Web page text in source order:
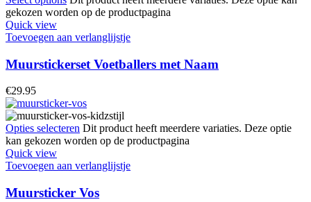
gekozen worden op de productpagina
Quick view
Toevoegen aan verlanglijstje
Muurstickerset Voetballers met Naam
€29.95
Opties selecteren Dit product heeft meerdere variaties. Deze optie
kan gekozen worden op de productpagina
Quick view
Toevoegen aan verlanglijstje
Muursticker Vos